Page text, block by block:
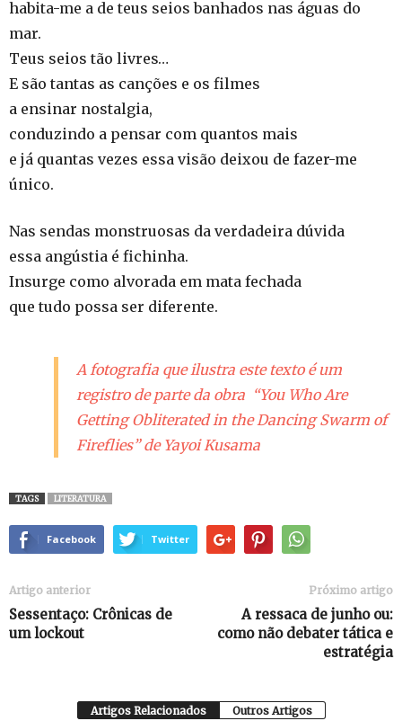
habita-me a de teus seios banhados nas águas do
mar.
Teus seios tão livres…
E são tantas as canções e os filmes
a ensinar nostalgia,
conduzindo a pensar com quantos mais
e já quantas vezes essa visão deixou de fazer-me
único.
Nas sendas monstruosas da verdadeira dúvida
essa angústia é fichinha.
Insurge como alvorada em mata fechada
que tudo possa ser diferente.
A fotografia que ilustra este texto é um
registro de parte da obra “You Who Are
Getting Obliterated in the Dancing Swarm of
Fireflies” de Yayoi Kusama
TAGS LITERATURA
Facebook Twitter
Artigo anterior
Sessentaço: Crônicas de
um lockout
Próximo artigo
A ressaca de junho ou:
como não debater tática e
estratégia
Artigos Relacionados Outros Artigos